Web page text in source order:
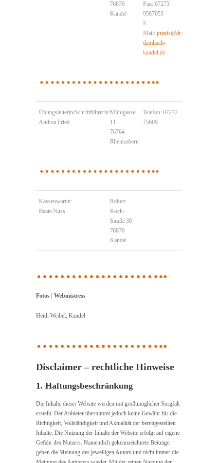
76870
Kandel
Fax: 07275
9587053
E-
Mail: praxis@dr-
dambach-
kandel.de
…………………..
Übungsleiterin/Schriftführerin:
Andrea Fried
Mühlgasse
11
76764
Rheinzabern
Telefon: 07272
75609
…………………..
Kassenwartin:
Beate Nuss
Robert-
Koch-
Straße 30
76870
Kandel
…………………..
Fotos | Webmistress
Heidi Weibel, Kandel
…………………..
Disclaimer – rechtliche Hinweise
1. Haftungsbeschränkung
Die Inhalte dieser Website werden mit größtmöglicher Sorgfalt
erstellt. Der Anbieter übernimmt jedoch keine Gewähr für die
Richtigkeit, Vollständigkeit und Aktualität der bereitgestellten
Inhalte. Die Nutzung der Inhalte der Website erfolgt auf eigene
Gefahr des Nutzers. Namentlich gekennzeichnete Beiträge
geben die Meinung des jeweiligen Autors und nicht immer die